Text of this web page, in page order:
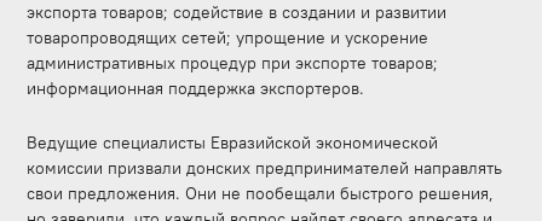
экспорта товаров; содействие в создании и развитии
товаропроводящих сетей; упрощение и ускорение
административных процедур при экспорте товаров;
информационная поддержка экспортеров.
Ведущие специалисты Евразийской экономической
комиссии призвали донских предпринимателей направлять
свои предложения. Они не пообещали быстрого решения,